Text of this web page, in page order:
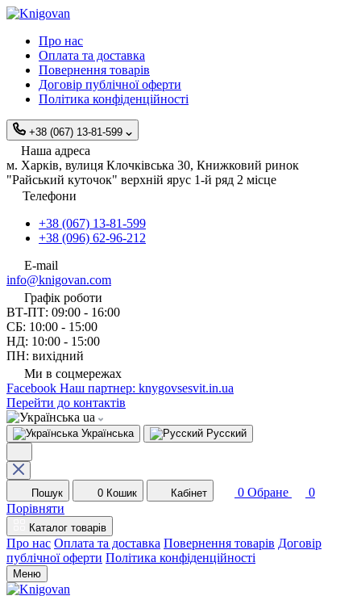
Про нас
Оплата та доставка
Повернення товарів
Договір публічної оферти
Політика конфіденційності
+38 (067) 13-81-599
Наша адреса
м. Харків, вулиця Клочківська 30, Книжковий ринок
"Райський куточок" верхній ярус 1-й ряд 2 місце
Телефони
+38 (067) 13-81-599
+38 (096) 62-96-212
E-mail
info@knigovan.com
Графік роботи
ВТ-ПТ: 09:00 - 16:00
СБ: 10:00 - 15:00
НД: 10:00 - 15:00
ПН: вихідний
Ми в соцмережах
Facebook Наш партнер: knygovsesvit.in.ua
Перейти до контактів
ua
Українська Русский
Пошук 0 Кошик Кабінет 0 Обране
0
Порівняти
Каталог товарів
Про нас Оплата та доставка Повернення товарів Договір
публічної оферти Політика конфіденційності
Меню